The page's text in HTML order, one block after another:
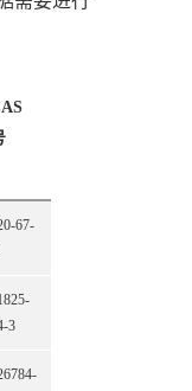
67-
3